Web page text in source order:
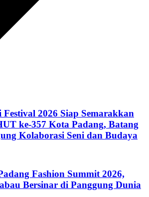
2026 Siap Semarakkan
ke-357 Kota Padang, Batang
Kolaborasi Seni dan Budaya
Fashion Summit 2026,
Bersinar di Panggung Dunia